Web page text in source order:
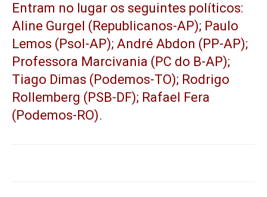
Entram no lugar os seguintes políticos:
Aline Gurgel (Republicanos-AP); Paulo
Lemos (Psol-AP); André Abdon (PP-AP);
Professora Marcivania (PC do B-AP);
Tiago Dimas (Podemos-TO); Rodrigo
Rollemberg (PSB-DF); Rafael Fera
(Podemos-RO).